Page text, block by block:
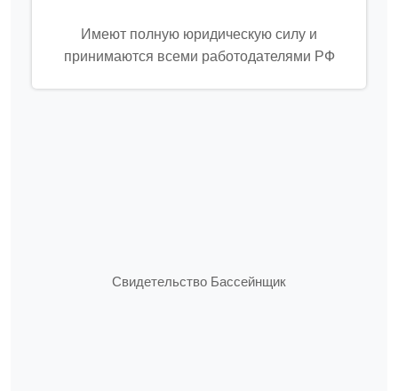
Имеют полную юридическую силу и
принимаются всеми работодателями РФ
Свидетельство Бассейнщик